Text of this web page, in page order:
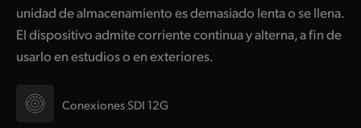
unidad de almacenamiento es demasiado lenta o se llena.
El dispositivo admite corriente continua y alterna, a fin de
usarlo en estudios o en exteriores.
Conexiones SDI 12G